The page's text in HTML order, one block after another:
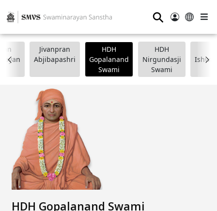
⚲
Jivanpran
Abjibapashri
HDH
Gopalanand
Swami
HDH
Nirgundasji
Swami
HDH Gopalanand Swami